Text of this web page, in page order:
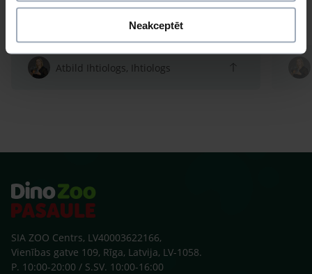
Neakceptēt
Atbild Ihtiologs, Ihtiologs
SIA ZOO Centrs, LV40003622166,
Vienības gatve 109, Rīga, Latvija, LV-1058.
P. 10:00-20:00 / S.SV. 10:00-16:00